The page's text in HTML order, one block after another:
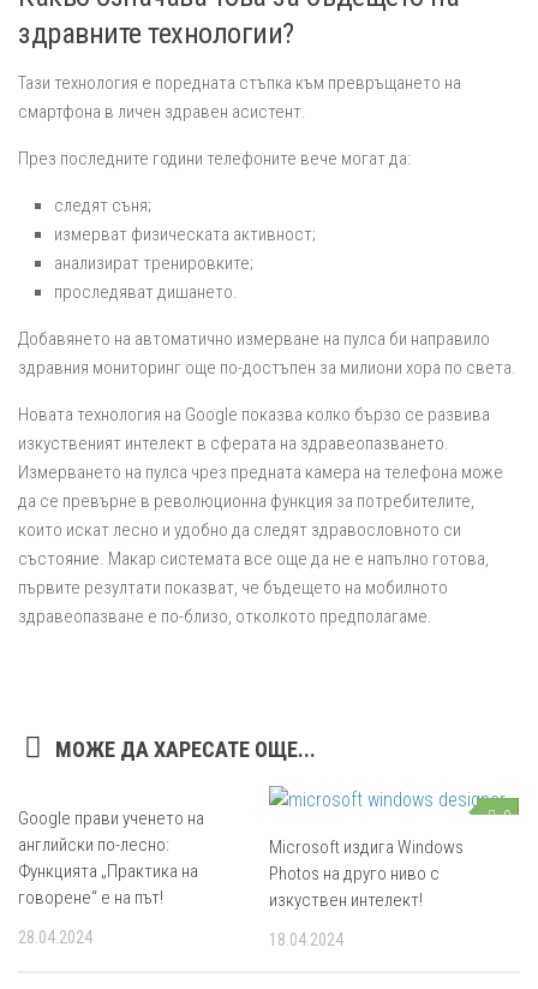
здравните технологии?
Тази технология е поредната стъпка към превръщането на
смартфона в личен здравен асистент.
През последните години телефоните вече могат да:
следят съня;
измерват физическата активност;
анализират тренировките;
проследяват дишането.
Добавянето на автоматично измерване на пулса би направило
здравния мониторинг още по-достъпен за милиони хора по света.
Новата технология на Google показва колко бързо се развива
изкуственият интелект в сферата на здравеопазването.
Измерването на пулса чрез предната камера на телефона може
да се превърне в революционна функция за потребителите,
които искат лесно и удобно да следят здравословното си
състояние. Макар системата все още да не е напълно готова,
първите резултати показват, че бъдещето на мобилното
здравеопазване е по-близо, отколкото предполагаме.
МОЖЕ ДА ХАРЕСАТЕ ОЩЕ...
Google прави ученето на
английски по-лесно:
Функцията „Практика на
говорене“ е на път!
28.04.2024
0
Microsoft издига Windows
Photos на друго ниво с
изкуствен интелект!
18.04.2024